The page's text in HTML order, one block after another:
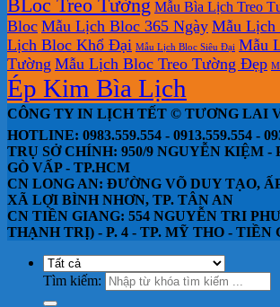
BLoc Treo Tường Mẫu Bìa Lịch Treo
Bloc Mẫu Lịch Bloc 365 Ngày Mẫu Lịch
Lịch Bloc Khổ Đại Mẫu Lịch Bloc Siêu Đại Mẫu
Tường Mẫu Lịch Bloc Treo Tường Đẹp
Ép Kim Bìa Lịch
CÔNG TY IN LỊCH TẾT © TƯƠNG LAI
HOTLINE: 0983.559.554 - 0913.559.554 -
TRỤ SỞ CHÍNH: 950/9 NGUYỄN KIỆM -
GÒ VẤP - TP.HCM
CN LONG AN: ĐƯỜNG VÕ DUY TẠO,
XÃ LỢI BÌNH NHƠN, TP. TÂN AN
CN TIỀN GIANG: 554 NGUYỄN TRI
THẠNH TRỊ) - P. 4 - TP. MỸ THO - TIỀN
Tìm kiếm: